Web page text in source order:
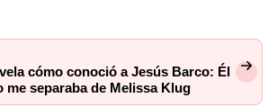
cómo conoció a Jesús Barco: Él
me separaba de Melissa Klug